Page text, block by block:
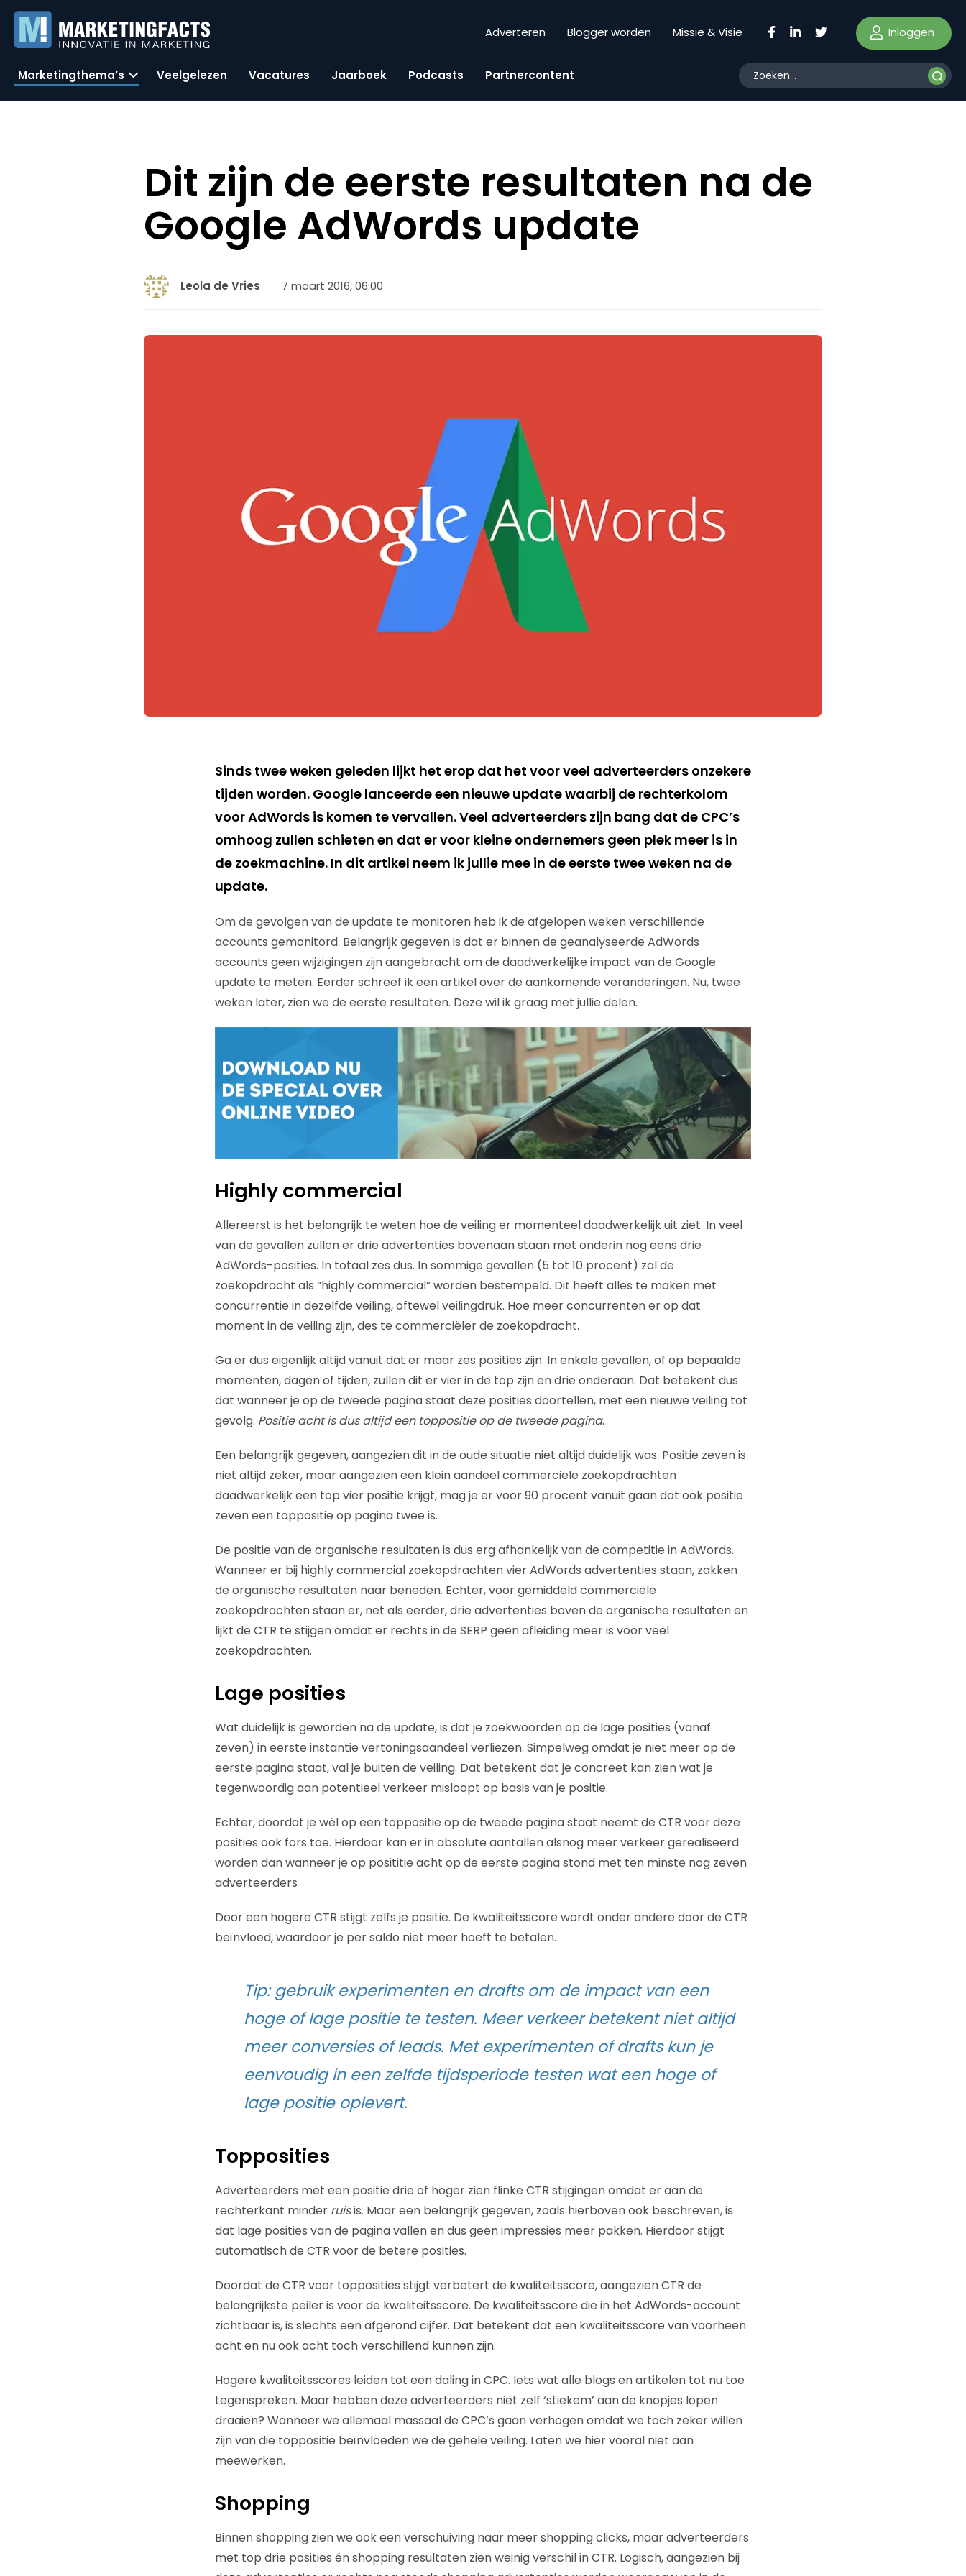
Adverteren Blogger worden Missie & Visie Inloggen
Marketingthema’s Veelgelezen Vacatures Jaarboek Podcasts Partnercontent
Dit zijn de eerste resultaten na de
Google AdWords update
Leola de Vries 7 maart 2016, 06:00
Sinds twee weken geleden lijkt het erop dat het voor veel adverteerders onzekere
tijden worden. Google lanceerde een nieuwe update waarbij de rechterkolom
voor AdWords is komen te vervallen. Veel adverteerders zijn bang dat de CPC’s
omhoog zullen schieten en dat er voor kleine ondernemers geen plek meer is in
de zoekmachine. In dit artikel neem ik jullie mee in de eerste twee weken na de
update.
Om de gevolgen van de update te monitoren heb ik de afgelopen weken verschillende
accounts gemonitord. Belangrijk gegeven is dat er binnen de geanalyseerde AdWords
accounts geen wijzigingen zijn aangebracht om de daadwerkelijke impact van de Google
update te meten. Eerder schreef ik een artikel over de aankomende veranderingen. Nu, twee
weken later, zien we de eerste resultaten. Deze wil ik graag met jullie delen.
Highly commercial
Allereerst is het belangrijk te weten hoe de veiling er momenteel daadwerkelijk uit ziet. In veel
van de gevallen zullen er drie advertenties bovenaan staan met onderin nog eens drie
AdWords-posities. In totaal zes dus. In sommige gevallen (5 tot 10 procent) zal de
zoekopdracht als “highly commercial” worden bestempeld. Dit heeft alles te maken met
concurrentie in dezelfde veiling, oftewel veilingdruk. Hoe meer concurrenten er op dat
moment in de veiling zijn, des te commerciëler de zoekopdracht.
Ga er dus eigenlijk altijd vanuit dat er maar zes posities zijn. In enkele gevallen, of op bepaalde
momenten, dagen of tijden, zullen dit er vier in de top zijn en drie onderaan. Dat betekent dus
dat wanneer je op de tweede pagina staat deze posities doortellen, met een nieuwe veiling tot
gevolg. Positie acht is dus altijd een toppositie op de tweede pagina.
Een belangrijk gegeven, aangezien dit in de oude situatie niet altijd duidelijk was. Positie zeven is
niet altijd zeker, maar aangezien een klein aandeel commerciële zoekopdrachten
daadwerkelijk een top vier positie krijgt, mag je er voor 90 procent vanuit gaan dat ook positie
zeven een toppositie op pagina twee is.
De positie van de organische resultaten is dus erg afhankelijk van de competitie in AdWords.
Wanneer er bij highly commercial zoekopdrachten vier AdWords advertenties staan, zakken
de organische resultaten naar beneden. Echter, voor gemiddeld commerciële
zoekopdrachten staan er, net als eerder, drie advertenties boven de organische resultaten en
lijkt de CTR te stijgen omdat er rechts in de SERP geen afleiding meer is voor veel
zoekopdrachten.
Lage posities
Wat duidelijk is geworden na de update, is dat je zoekwoorden op de lage posities (vanaf
zeven) in eerste instantie vertoningsaandeel verliezen. Simpelweg omdat je niet meer op de
eerste pagina staat, val je buiten de veiling. Dat betekent dat je concreet kan zien wat je
tegenwoordig aan potentieel verkeer misloopt op basis van je positie.
Echter, doordat je wél op een toppositie op de tweede pagina staat neemt de CTR voor deze
posities ook fors toe. Hierdoor kan er in absolute aantallen alsnog meer verkeer gerealiseerd
worden dan wanneer je op posititie acht op de eerste pagina stond met ten minste nog zeven
adverteerders
Door een hogere CTR stijgt zelfs je positie. De kwaliteitsscore wordt onder andere door de CTR
beïnvloed, waardoor je per saldo niet meer hoeft te betalen.
Tip: gebruik experimenten en drafts om de impact van een
hoge of lage positie te testen. Meer verkeer betekent niet altijd
meer conversies of leads. Met experimenten of drafts kun je
eenvoudig in een zelfde tijdsperiode testen wat een hoge of
lage positie oplevert.
Topposities
Adverteerders met een positie drie of hoger zien flinke CTR stijgingen omdat er aan de
rechterkant minder ruisis. Maar een belangrijk gegeven, zoals hierboven ook beschreven, is
dat lage posities van de pagina vallen en dus geen impressies meer pakken. Hierdoor stijgt
automatisch de CTR voor de betere posities.
Doordat de CTR voor topposities stijgt verbetert de kwaliteitsscore, aangezien CTR de
belangrijkste peiler is voor de kwaliteitsscore. De kwaliteitsscore die in het AdWords-account
zichtbaar is, is slechts een afgerond cijfer. Dat betekent dat een kwaliteitsscore van voorheen
acht en nu ook acht toch verschillend kunnen zijn.
Hogere kwaliteitsscores leiden tot een daling in CPC. Iets wat alle blogs en artikelen tot nu toe
tegenspreken. Maar hebben deze adverteerders niet zelf ‘stiekem’ aan de knopjes lopen
draaien? Wanneer we allemaal massaal de CPC’s gaan verhogen omdat we toch zeker willen
zijn van die toppositie beïnvloeden we de gehele veiling. Laten we hier vooral niet aan
meewerken.
Shopping
Binnen shopping zien we ook een verschuiving naar meer shopping clicks, maar adverteerders
met top drie posities én shopping resultaten zien weinig verschil in CTR. Logisch, aangezien bij